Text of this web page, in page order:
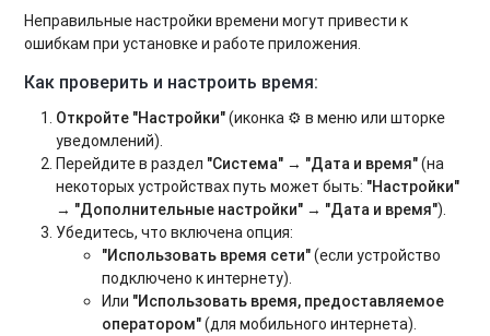
Неправильные настройки времени могут привести к
ошибкам при установке и работе приложения.
Как проверить и настроить время:
Откройте "Настройки"(иконка ⚙️ в меню или шторке
уведомлений).
Перейдите в раздел "Система" → "Дата и время"(на
некоторых устройствах путь может быть: "Настройки"
→ "Дополнительные настройки" → "Дата и время").
Убедитесь, что включена опция:
"Использовать время сети"(если устройство
подключено к интернету).
Или "Использовать время, предоставляемое
оператором"(для мобильного интернета).